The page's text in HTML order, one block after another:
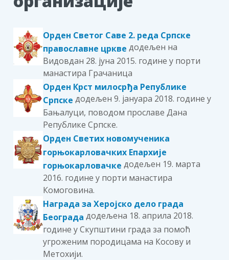
Орден Светог Саве 2. реда Српске
православне цркве додељен на
Видовдан 28. јуна 2015. године у порти
манастира Грачаница
Орден Крст милосрђа Републике
Српске додељен 9. јануара 2018. године у
Бањалуци, поводом прославе Дана
Републике Српске.
Орден Светих новомученика
горњокарловачких Епархије
горњокарловачке додељен 19. марта
2016. године у порти манастира
Комоговина.
Награда за Херојско дело града
Београда додељена 18. априлa 2018.
године у Скупштини града за помоћ
угроженим породицама на Косову и
Метохији.